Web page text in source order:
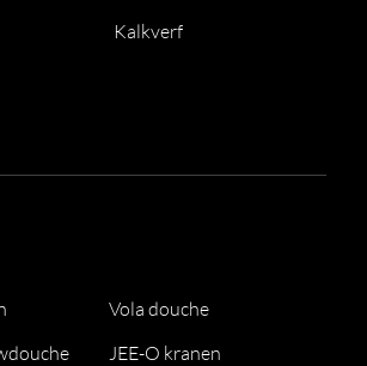
Kalkverf
Vola douche
JEE-O kranen